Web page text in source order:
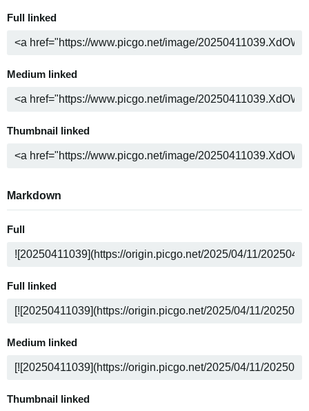
Full linked
Medium linked
Thumbnail linked
Markdown
Full
Full linked
Medium linked
Thumbnail linked